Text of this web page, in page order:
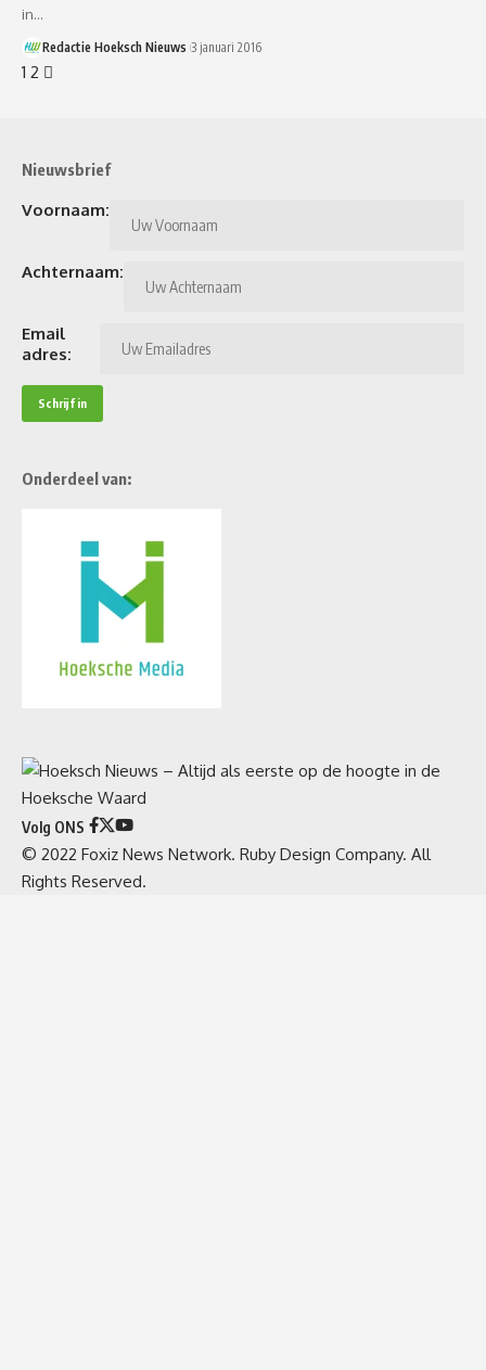
in…
Redactie Hoeksch Nieuws 3 januari 2016
1 2
Nieuwsbrief
Voornaam:
Achternaam:
Email
adres:
Onderdeel van:
Volg ONS
© 2022 Foxiz News Network. Ruby Design Company. All
Rights Reserved.